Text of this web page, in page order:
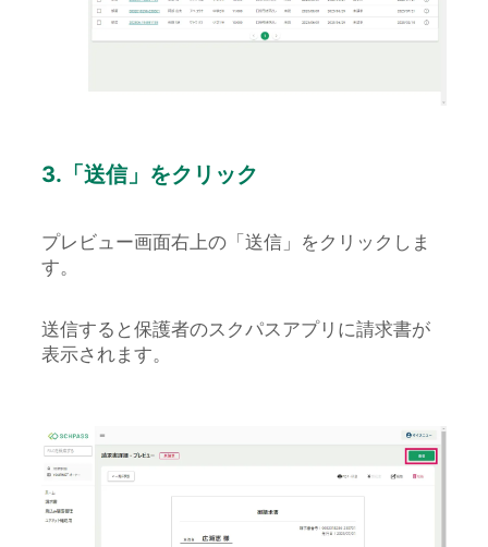
3.「送信」をクリック
プレビュー画面右上の「送信」をクリックしま
す。
送信すると保護者のスクパスアプリに請求書が
表示されます。